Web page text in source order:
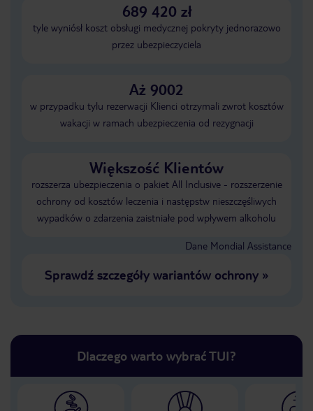
689 420 zł
tyle wyniósł koszt obsługi medycznej pokryty jednorazowo
przez ubezpieczyciela
Aż 9002
w przypadku tylu rezerwacji Klienci otrzymali zwrot kosztów
wakacji w ramach ubezpieczenia od rezygnacji
Większość Klientów
rozszerza ubezpieczenia o pakiet All Inclusive - rozszerzenie
ochrony od kosztów leczenia i następstw nieszczęśliwych
wypadków o zdarzenia zaistniałe pod wpływem alkoholu
Dane Mondial Assistance
Sprawdź szczegóły wariantów ochrony»
Dlaczego warto wybrać TUI?